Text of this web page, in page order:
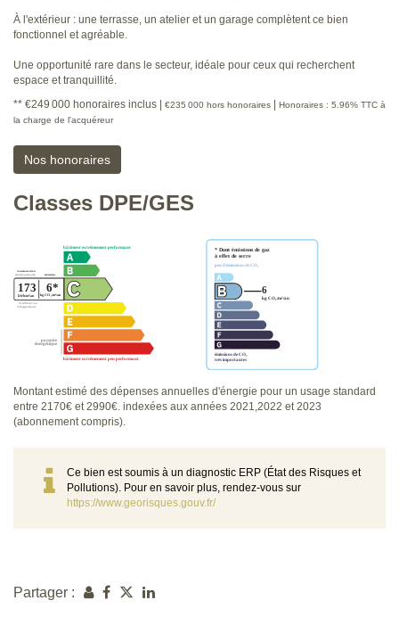
À l'extérieur : une terrasse, un atelier et un garage complètent ce bien
fonctionnel et agréable.
Une opportunité rare dans le secteur, idéale pour ceux qui recherchent
espace et tranquillité.
** €249 000 honoraires inclus €235 000 hors honoraires
Honoraires : 5.96% TTC à
la charge de l'acquéreur
Nos honoraires
Classes DPE/GES
Montant estimé des dépenses annuelles d'énergie pour un usage standard
entre 2170€ et 2990€. indexées aux années 2021,2022 et 2023
(abonnement compris).
Ce bien est soumis à un diagnostic ERP (État des Risques et
Pollutions). Pour en savoir plus, rendez-vous sur
https://www.georisques.gouv.fr/
Partager :